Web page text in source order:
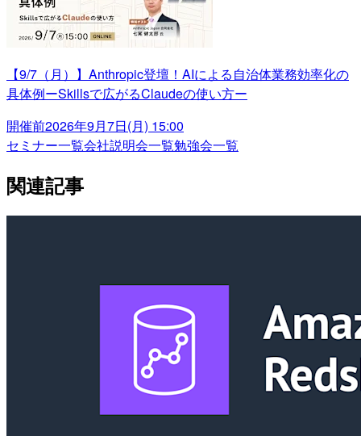
【9/7（月）】Anthropic登壇！AIによる自治体業務効率化の
具体例ーSkillsで広がるClaudeの使い方ー
開催前2026年9月7日(月) 15:00
セミナー一覧会社説明会一覧勉強会一覧
関連記事